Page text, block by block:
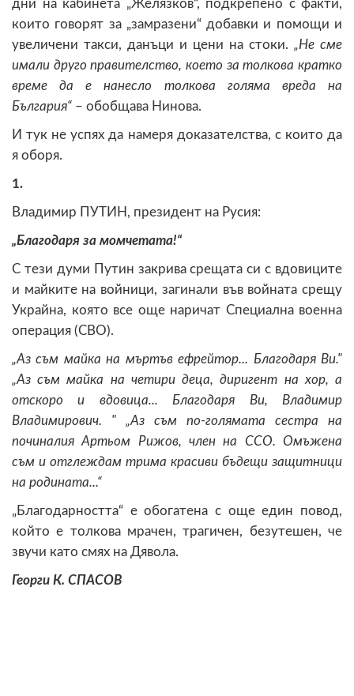
дни на кабинета „Желязков“, подкрепено с факти,
които говорят за „замразени“ добавки и помощи и
увеличени такси, данъци и цени на стоки. „Не сме
имали друго правителство, което за толкова кратко
време да е нанесло толкова голяма вреда на
България“ – обобщава Нинова.
И тук не успях да намеря доказателства, с които да
я оборя.
1.
Владимир ПУТИН, президент на Русия:
„Благодаря за момчетата!“
С тези думи Путин закрива срещата си с вдовиците
и майките на войници, загинали във войната срещу
Украйна, която все още наричат Специална военна
операция (СВО).
„Аз съм майка на мъртъв ефрейтор... Благодаря Ви."
„Аз съм майка на четири деца, диригент на хор, а
отскоро и вдовица... Благодаря Ви, Владимир
Владимирович. " „Аз съм по-голямата сестра на
починалия Артьом Рижов, член на ССО. Омъжена
съм и отглеждам трима красиви бъдещи защитници
на родината...“
„Благодарността“ е обогатена с още един повод,
който е толкова мрачен, трагичен, безутешен, че
звучи като смях на Дявола.
Георги К. СПАСОВ